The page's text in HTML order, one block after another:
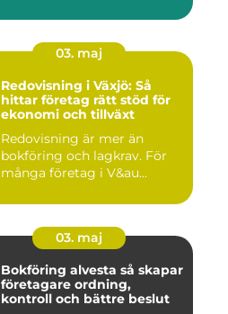
03. maj
Redovisning i Växjö: Så
hittar företag rätt stöd för
ekonomi och tillväxt
Redovisning är mer än
bokföring och lagkrav. För
många företag i V&au...
03. maj
Bokföring alvesta så skapar
företagare ordning,
kontroll och bättre beslut